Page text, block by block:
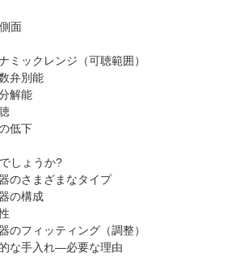
面
レンジ（可聴範囲）
別能
能
下
しょうか?
ざまなタイプ
構成
ッティング（調整）
れ―必要な理由